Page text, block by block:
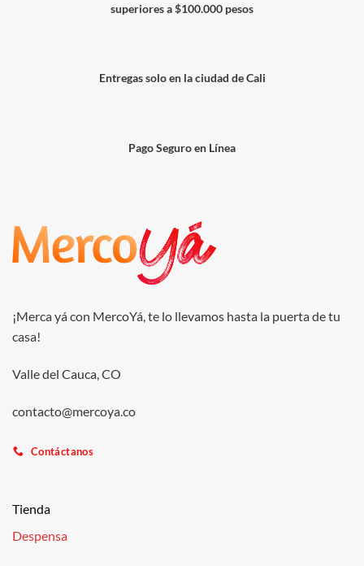
superiores a $100.000 pesos
Entregas solo en la ciudad de Cali
Pago Seguro en Línea
¡Merca yá con MercoYá, te lo llevamos hasta la puerta de tu
casa!
Valle del Cauca, CO
contacto@mercoya.co
Contáctanos
Tienda
Despensa